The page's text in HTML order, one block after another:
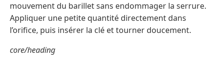
mouvement du barillet sans endommager la serrure.
Appliquer une petite quantité directement dans
l’orifice, puis insérer la clé et tourner doucement.
core/heading